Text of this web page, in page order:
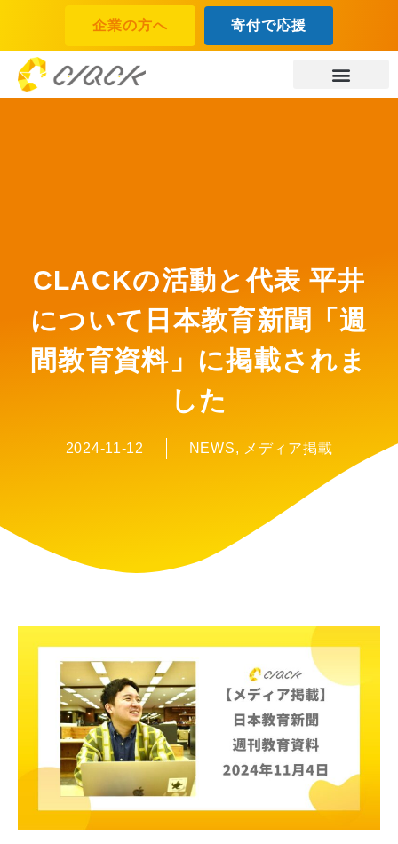
企業の方へ 寄付で応援
CLACKの活動と代表 平井
について日本教育新聞「週
間教育資料」に掲載されま
した
2024-11-12 NEWS, メディア掲載